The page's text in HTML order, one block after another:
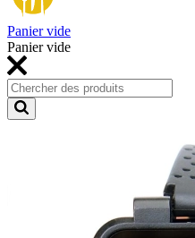
Panier vide
Panier vide